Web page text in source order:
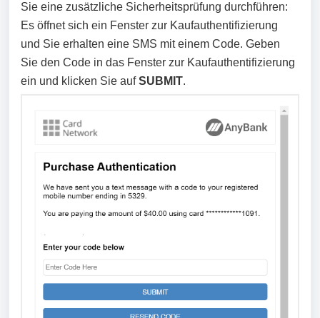
Sie eine zusätzliche Sicherheitsprüfung durchführen:
Es öffnet sich ein Fenster zur Kaufauthentifizierung
und Sie erhalten eine SMS mit einem Code. Geben
Sie den Code in das Fenster zur Kaufauthentifizierung
ein und klicken Sie aufSUBMIT.